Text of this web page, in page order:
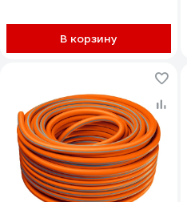
В корзину